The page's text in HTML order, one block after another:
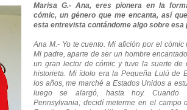
Marisa G.- Ana, eres pionera en la
cómic, un género que me encanta, así
esta entrevista contándome algo sobre esa
Ana M.- Yo te cuento.Mi afición por el cómic
Mi padre, aparte de ser un hombre
un gran lector de cómic y tuve la suerte de
historieta. Mi ídolo era la Pequeña Lulú de
los años, me marché a Estados Unidos a
luego se alargó, hasta hoy. Cuando
Pennsylvania, decidí meterme en el campo